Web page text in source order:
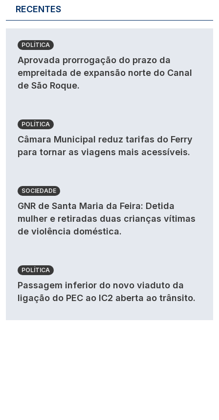
RECENTES
POLÍTICA
Aprovada prorrogação do prazo da
empreitada de expansão norte do Canal
de São Roque.
POLÍTICA
Câmara Municipal reduz tarifas do Ferry
para tornar as viagens mais acessíveis.
SOCIEDADE
GNR de Santa Maria da Feira: Detida
mulher e retiradas duas crianças vítimas
de violência doméstica.
POLÍTICA
Passagem inferior do novo viaduto da
ligação do PEC ao IC2 aberta ao trânsito.